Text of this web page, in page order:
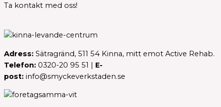
Ta kontakt med oss!
Adress: Sätragränd, 511 54 Kinna, mitt emot Active Rehab.
Telefon: 0320-20 95 51 | E-
post: info@smyckeverkstaden.se